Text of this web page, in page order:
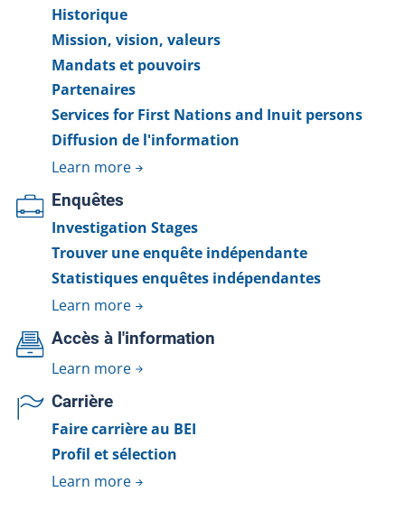
Historique
Mission, vision, valeurs
Mandats et pouvoirs
Partenaires
Services for First Nations and Inuit persons
Diffusion de l'information
Learn more
Enquêtes
Investigation Stages
Trouver une enquête indépendante
Statistiques enquêtes indépendantes
Learn more
Accès à l'information
Learn more
Carrière
Faire carrière au BEI
Profil et sélection
Learn more